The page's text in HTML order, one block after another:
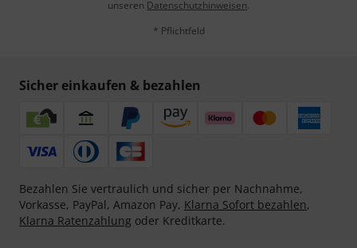
unseren Datenschutzhinweisen.
* Pflichtfeld
Sicher einkaufen & bezahlen
Bezahlen Sie vertraulich und sicher per Nachnahme,
Vorkasse, PayPal, Amazon Pay, Klarna Sofort bezahlen,
Klarna Ratenzahlung oder Kreditkarte.